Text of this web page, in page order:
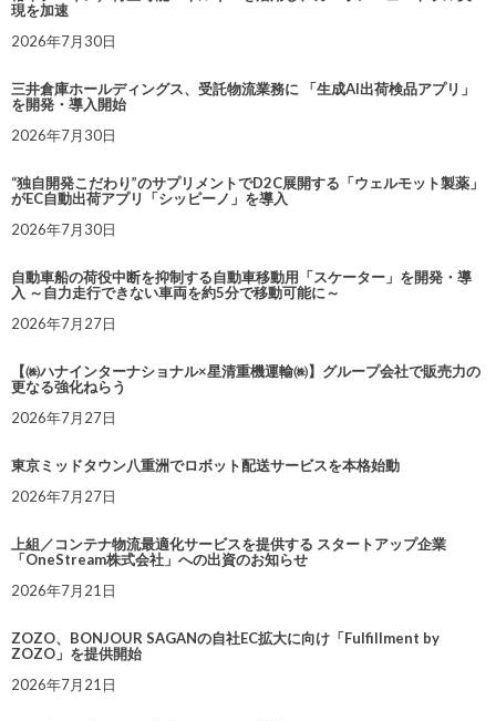
現を加速
2026年7月30日
三井倉庫ホールディングス、受託物流業務に 「生成AI出荷検品アプリ」
を開発・導入開始
2026年7月30日
“独自開発こだわり”のサプリメントでD2C展開する「ウェルモット製薬」
がEC自動出荷アプリ「シッピーノ」を導入
2026年7月30日
自動車船の荷役中断を抑制する自動車移動用「スケーター」を開発・導
入 ～自力走行できない車両を約5分で移動可能に～
2026年7月27日
【㈱ハナインターナショナル×星清重機運輸㈱】グループ会社で販売力の
更なる強化ねらう
2026年7月27日
東京ミッドタウン八重洲でロボット配送サービスを本格始動
2026年7月27日
上組／コンテナ物流最適化サービスを提供する スタートアップ企業
「OneStream株式会社」への出資のお知らせ
2026年7月21日
ZOZO、BONJOUR SAGANの自社EC拡大に向け「Fulfillment by
ZOZO」を提供開始
2026年7月21日